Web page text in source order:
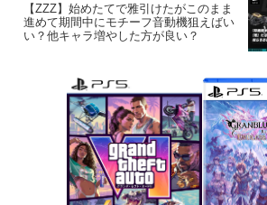
【ZZZ】始めたてで雅引けたがこのまま
進めて期間中にモチーフ音動機狙えばい
い？他キャラ増やした方が良い？